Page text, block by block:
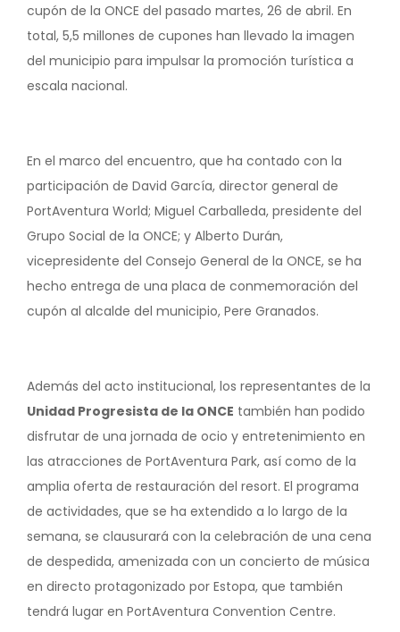
cupón de la ONCE del pasado martes, 26 de abril. En
total, 5,5 millones de cupones han llevado la imagen
del municipio para impulsar la promoción turística a
escala nacional.
En el marco del encuentro, que ha contado con la
participación de David García, director general de
PortAventura World; Miguel Carballeda, presidente del
Grupo Social de la ONCE; y Alberto Durán,
vicepresidente del Consejo General de la ONCE, se ha
hecho entrega de una placa de conmemoración del
cupón al alcalde del municipio, Pere Granados.
Además del acto institucional, los representantes de la
Unidad Progresista de la ONCE también han podido
disfrutar de una jornada de ocio y entretenimiento en
las atracciones de PortAventura Park, así como de la
amplia oferta de restauración del resort. El programa
de actividades, que se ha extendido a lo largo de la
semana, se clausurará con la celebración de una cena
de despedida, amenizada con un concierto de música
en directo protagonizado por Estopa, que también
tendrá lugar en PortAventura Convention Centre.